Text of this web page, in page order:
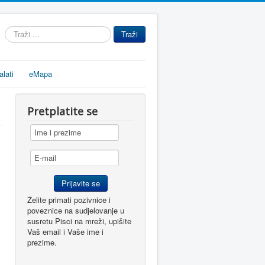
Traži
...
Traži
eMapa
Pretplatite se
Želite primati pozivnice i
poveznice na sudjelovanje u
susretu Pisci na mreži, upišite
Vaš email i Vaše ime i
prezime.